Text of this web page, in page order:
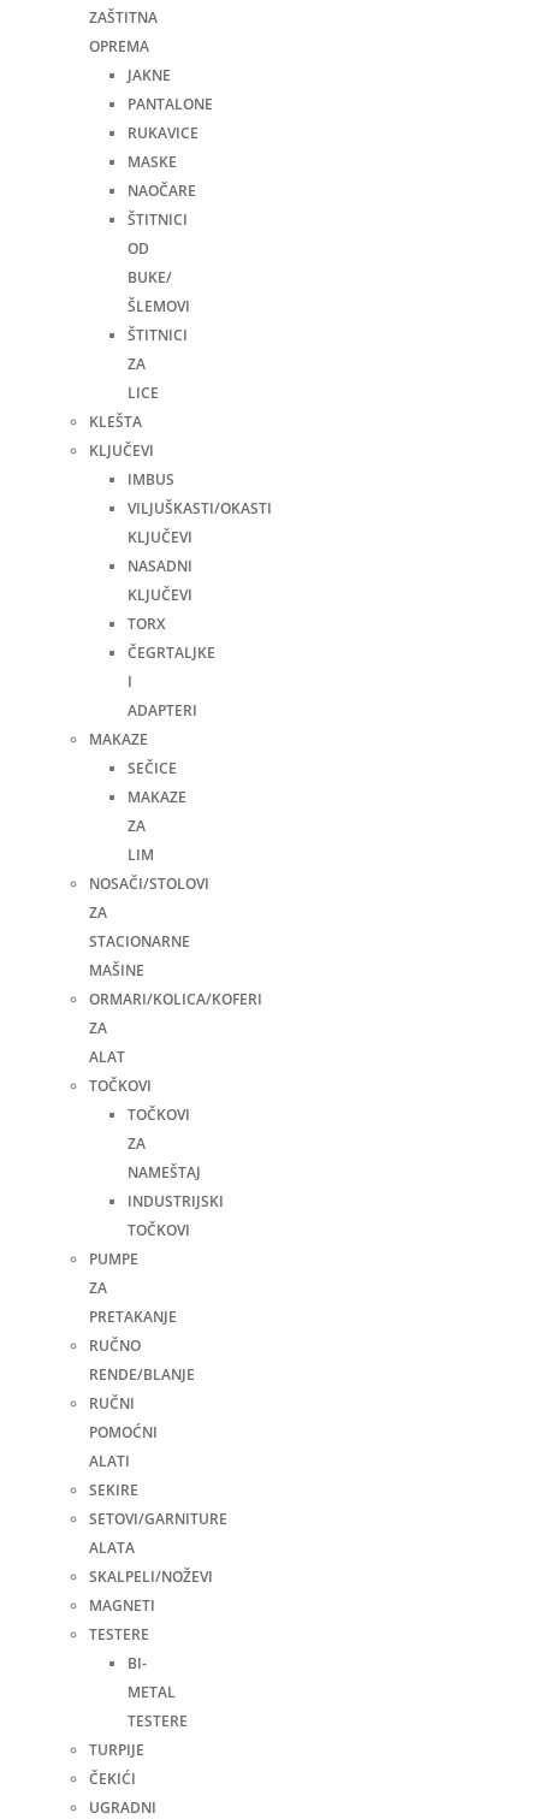
ZAŠTITNA
OPREMA
JAKNE
PANTALONE
RUKAVICE
MASKE
NAOČARE
ŠTITNICI
OD
BUKE/
ŠLEMOVI
ŠTITNICI
ZA
LICE
KLEŠTA
KLJUČEVI
IMBUS
VILJUŠKASTI/OKASTI
KLJUČEVI
NASADNI
KLJUČEVI
TORX
ČEGRTALJKE
I
ADAPTERI
MAKAZE
SEČICE
MAKAZE
ZA
LIM
NOSAČI/STOLOVI
ZA
STACIONARNE
MAŠINE
ORMARI/KOLICA/KOFERI
ZA
ALAT
TOČKOVI
TOČKOVI
ZA
NAMEŠTAJ
INDUSTRIJSKI
TOČKOVI
PUMPE
ZA
PRETAKANJE
RUČNO
RENDE/BLANJE
RUČNI
POMOĆNI
ALATI
SEKIRE
SETOVI/GARNITURE
ALATA
SKALPELI/NOŽEVI
MAGNETI
TESTERE
BI-
METAL
TESTERE
TURPIJE
ČEKIĆI
UGRADNI